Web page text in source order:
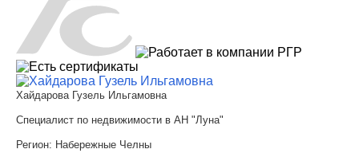
Хайдарова Гузель Ильгамовна
Специалист по недвижимости в АН "Луна"
Регион: Набережные Челны